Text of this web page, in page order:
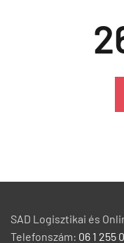
SAD Logisztikai és
Telefonszám: 06 1 255